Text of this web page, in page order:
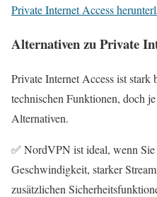
Private Internet Access
Alternativen zu Private
Private Internet Access ist stark
technischen Funktionen, doch
Alternativen.
✅ NordVPN ist ideal, wenn
Geschwindigkeit, starker
zusätzlichen